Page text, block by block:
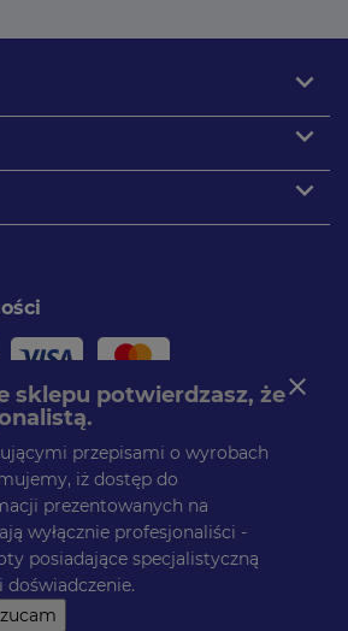
expand_more
expand_more
expand_more
Obserwuj nas
sklepu potwierdzasz, że
przepisami o wyrobach
iż dostęp do
prezentowanych na
wyłącznie profesjonaliści -
posiadające specjalistyczną
doświadczenie.
close
Wszelkie prawa zastrzeżone.